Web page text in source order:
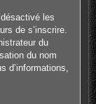
les
de s’inscrire.
du
du nom
d’informations,